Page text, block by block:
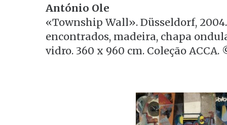
António Ole
«Township Wall». Düsseldorf,
encontrados, madeira, chapa
vidro. 360 x 960 cm. Coleção